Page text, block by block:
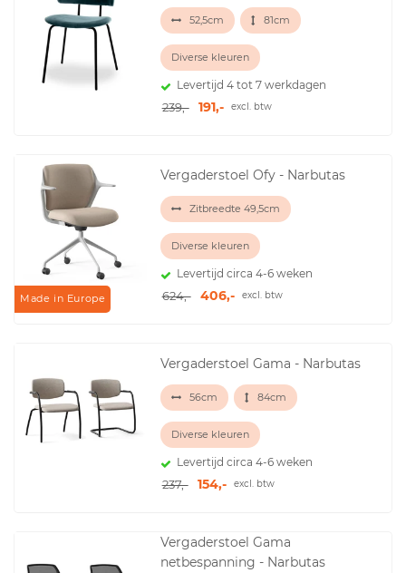
52,5cm 81cm
Diverse kleuren
Levertijd 4 tot 7 werkdagen
239,- 191,- excl. btw
Made in Europe
Vergaderstoel Ofy - Narbutas
Zitbreedte 49,5cm
Diverse kleuren
Levertijd circa 4-6 weken
624,- 406,- excl. btw
Vergaderstoel Gama - Narbutas
56cm 84cm
Diverse kleuren
Levertijd circa 4-6 weken
237,- 154,- excl. btw
Vergaderstoel Gama
netbespanning - Narbutas